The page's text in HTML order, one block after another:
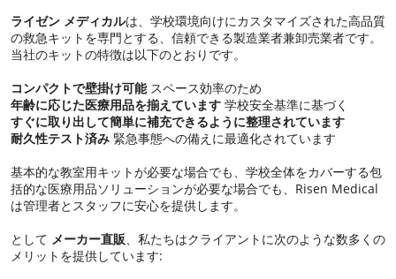
ライゼン メディカルは、学校環境向けにカスタマイズされた高品質
の救急キットを専門とする、信頼できる製造業者兼卸売業者です。
当社のキットの特徴は以下のとおりです。
コンパクトで壁掛け可能スペース効率のため
年齢に応じた医療用品を揃えています 学校安全基準に基づく
すぐに取り出して簡単に補充できるように整理されています
耐久性テスト済み 緊急事態への備えに最適化されています
基本的な教室用キットが必要な場合でも、学校全体をカバーする包
括的な医療用品ソリューションが必要な場合でも、Risen Medical
は管理者とスタッフに安心を提供します。
として メーカー直販 、私たちはクライアントに次のような数多くの
メリットを提供しています: